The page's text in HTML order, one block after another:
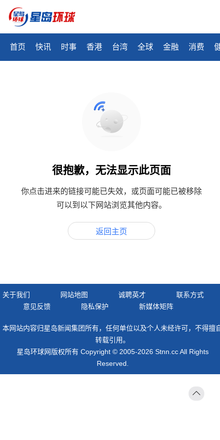
首页 快讯 时事 香港 台湾 全球 金融 消费
很抱歉，无法显示此页面
你点击进来的链接可能已失效，或页面可能已被移除
可以到以下网站浏览其他内容。
返回主页
关于我们 网站地图 诚聘英才
联系方式
意见反馈
隐私保护 新媒体矩阵
本网站内容归星岛新闻集团所有，任何单位以及个人未经许可，不得擅
转载引用。
星岛环球网版权所有 Copyright © 2005-2026 Stnn.cc All Rights
Reserved.